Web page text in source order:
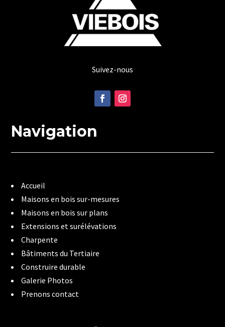
Suivez-nous
Navigation
Accueil
Maisons en bois sur-mesures
Maisons en bois sur plans
Extensions et surélévations
Charpente
Bâtiments du Tertiaire
Construire durable
Galerie Photos
Prenons contact